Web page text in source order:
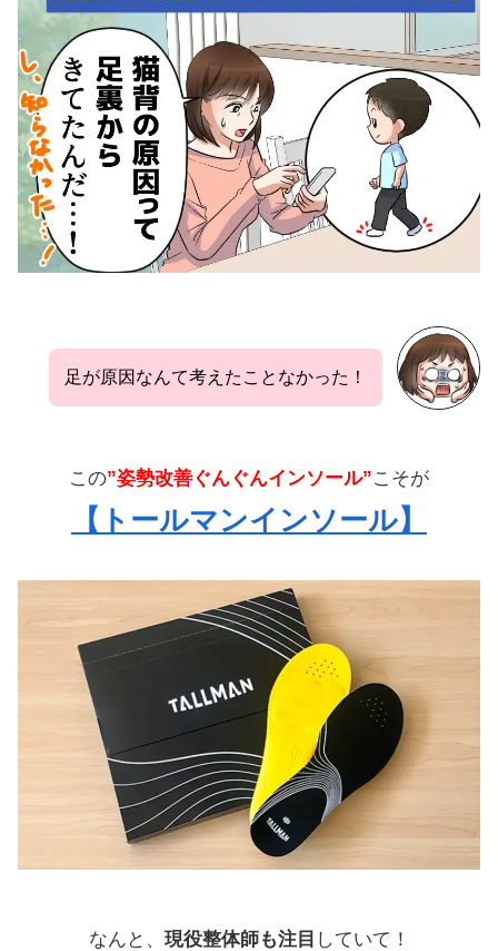
足が原因なんて考えたことなかった！
この”姿勢改善ぐんぐんインソール”こそが
【トールマンインソール】
なんと、 現役整体師も注目 していて！